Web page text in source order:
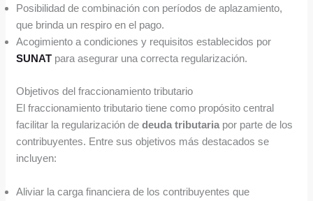
Posibilidad de combinación con períodos de aplazamiento,
que brinda un respiro en el pago.
Acogimiento a condiciones y requisitos establecidos por
SUNAT para asegurar una correcta regularización.
Objetivos del fraccionamiento tributario
El fraccionamiento tributario tiene como propósito central
facilitar la regularización dedeuda tributaria por parte de los
contribuyentes. Entre sus objetivos más destacados se
incluyen:
Aliviar la carga financiera de los contribuyentes que